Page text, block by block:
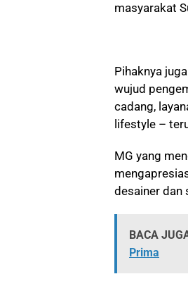
masyarakat
Pihaknya
wujud
cadang,
lifestyle –
MG yang
desainer dan
BACA
Prima